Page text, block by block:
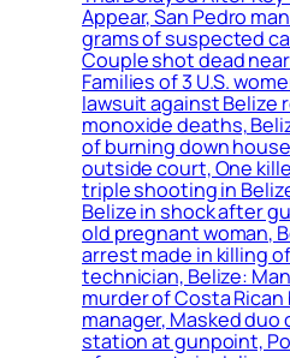
Appear, San Pedro
grams of suspected
Couple shot dead
Families of 3 U.S.
lawsuit against Belize
monoxide deaths,
of burning down
outside court, One
triple shooting in
Belize in shock after
old pregnant woman,
arrest made in killing
technician, Belize:
murder of Costa
manager, Masked
station at gunpoint,